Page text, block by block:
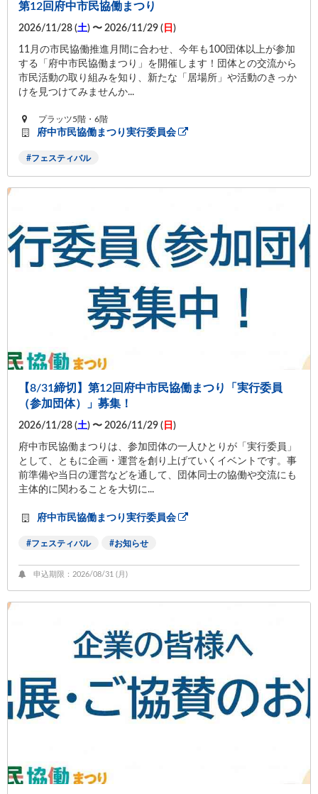
第12回府中市民協働まつり
2026/11/28 (土) 〜 2026/11/29 ( 日 )
11月の市民協働推進月間に合わせ、今年も100団体以上が参加
する「府中市民協働まつり」を開催します！団体との交流から
市民活動の取り組みを知り、新たな「居場所」や活動のきっか
けを見つけてみませんか...
プラッツ5階・6階
府中市民協働まつり実行委員会
フェスティバル
【8/31締切】第12回府中市民協働まつり「実行委員
（参加団体）」募集！
2026/11/28 (土) 〜 2026/11/29 ( 日 )
府中市民協働まつりは、参加団体の一人ひとりが「実行委員」
として、ともに企画・運営を創り上げていくイベントです。事
前準備や当日の運営などを通して、団体同士の協働や交流にも
主体的に関わることを大切に...
府中市民協働まつり実行委員会
フェスティバル お知らせ
申込期限：2026/08/31 ( 月 )